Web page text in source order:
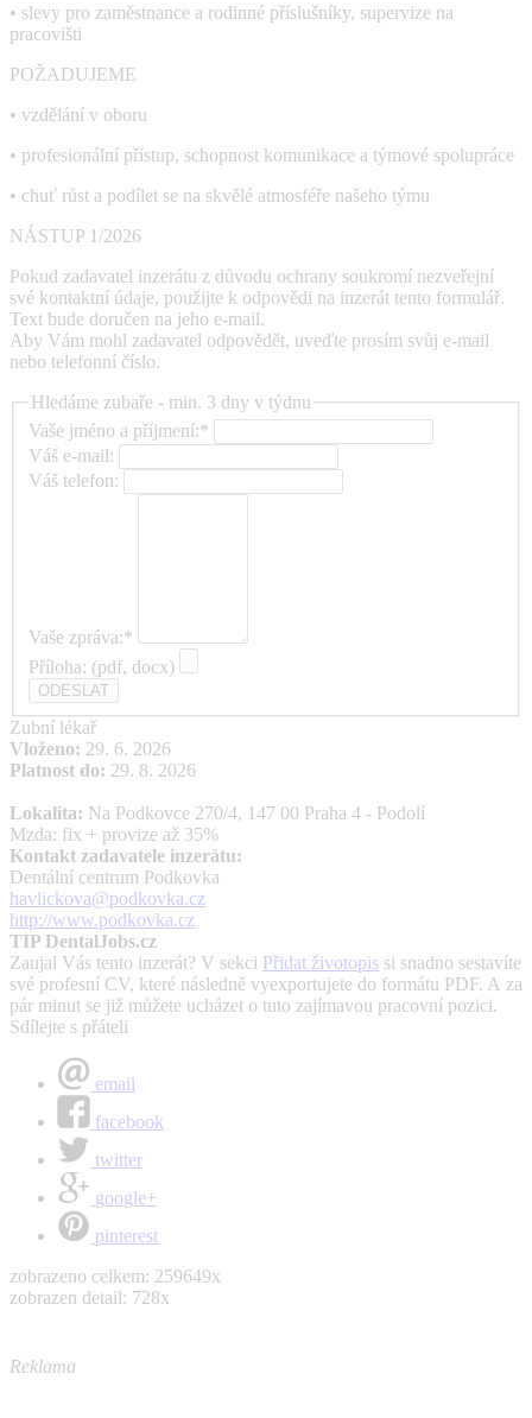
• slevy pro zaměstnance a rodinné příslušníky, supervize na
pracovišti
POŽADUJEME
• vzdělání v oboru
• profesionální přístup, schopnost komunikace a týmové spolupráce
• chuť růst a podílet se na skvělé atmosféře našeho týmu
NÁSTUP 1/2026
Pokud zadavatel inzerátu z důvodu ochrany soukromí nezveřejní
své kontaktní údaje, použijte k odpovědi na inzerát tento formulář.
Text bude doručen na jeho e-mail.
Aby Vám mohl zadavatel odpovědět, uveďte prosím svůj e-mail
nebo telefonní číslo.
Hledáme zubaře - min. 3 dny v týdnu
Vaše jméno a příjmení:*
Váš e-mail:
Váš telefon:
Vaše zpráva:*
Příloha: (pdf, docx)
Zubní lékař
Vloženo: 29. 6. 2026
Platnost do: 29. 8. 2026
Lokalita: Na Podkovce 270/4, 147 00 Praha 4 - Podolí
Mzda: fix + provize až 35%
Kontakt zadavatele inzerátu:
Dentální centrum Podkovka
havlickova@podkovka.cz
http://www.podkovka.cz
TIP DentalJobs.cz
Zaujal Vás tento inzerát? V sekci Přidat životopis si snadno sestavíte
své profesní CV, které následně vyexportujete do formátu PDF. A za
pár minut se již můžete ucházet o tuto zajímavou pracovní pozici.
Sdílejte s přáteli
email
facebook
twitter
google+
pinterest
zobrazeno celkem: 259649x
zobrazen detail: 728x
Reklama